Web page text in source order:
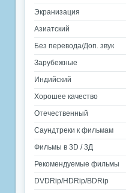
Экранизация
Азиатский
Без перевода/Доп. звук
Зарубежные
Индийский
Хорошее качество
Отечественный
Саундтреки к фильмам
Фильмы в 3D / 3Д
Рекомендуемые фильмы
DVDRip/HDRip/BDRip